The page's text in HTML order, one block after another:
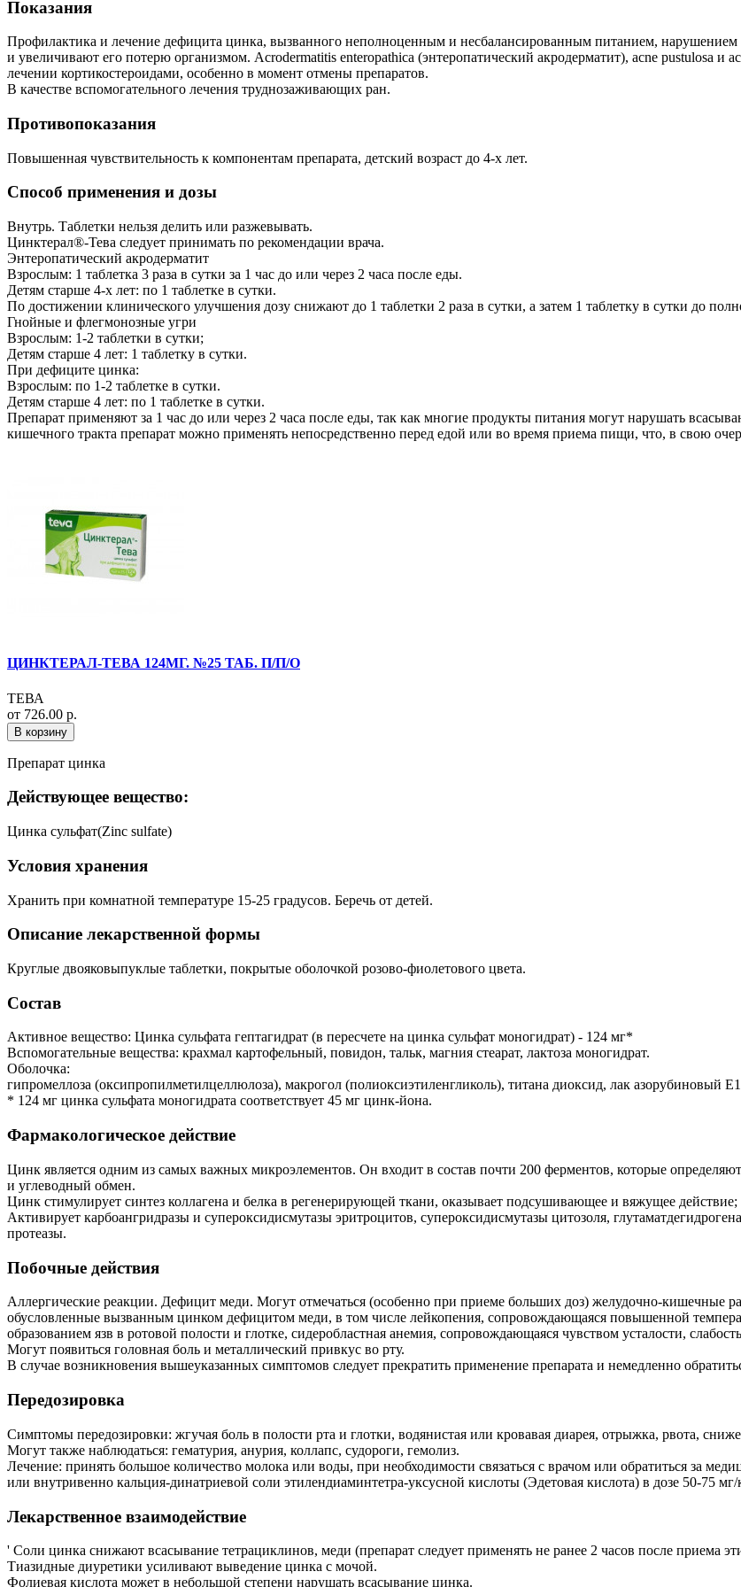
Показания
Профилактика и лечение дефицита цинка, вызванного неполноценным и несбалансированным питанием,
и увеличивают его потерю организмом. Acrodermatitis enteropathica (энтеропатический акродерматит), acne pustulosa
лечении кортикостероидами, особенно в момент отмены препаратов.
В качестве вспомогательного лечения труднозаживающих ран.
Противопоказания
Повышенная чувствительность к компонентам препарата, детский возраст до 4-х лет.
Способ применения и дозы
Внутрь. Таблетки нельзя делить или разжевывать.
Цинктерал®-Тева следует принимать по рекомендации врача.
Энтеропатический акродерматит
Взрослым: 1 таблетка 3 раза в сутки за 1 час до или через 2 часа после еды.
Детям старше 4-х лет: по 1 таблетке в сутки.
По достижении клинического улучшения дозу снижают до 1 таблетки 2 раза в сутки, а затем 1 таблетку в сутки до
Гнойные и флегмонозные угри
Взрослым: 1-2 таблетки в сутки;
Детям старше 4 лет: 1 таблетку в сутки.
При дефиците цинка:
Взрослым: по 1-2 таблетке в сутки.
Детям старше 4 лет: по 1 таблетке в сутки.
Препарат применяют за 1 час до или через 2 часа после еды, так как многие продукты питания могут нарушать
кишечного тракта препарат можно применять непосредственно перед едой или во время приема пищи, что, в свою
ЦИНКТЕРАЛ-ТЕВА 124МГ. №25 ТАБ. П/П/О
ТЕВА
от 726.00 р.
В корзину
Препарат цинка
Действующее вещество:
Цинка сульфат(Zinc sulfate)
Условия хранения
Хранить при комнатной температуре 15-25 градусов. Беречь от детей.
Описание лекарственной формы
Круглые двояковыпуклые таблетки, покрытые оболочкой розово-фиолетового цвета.
Состав
Активное вещество: Цинка сульфата гептагидрат (в пересчете на цинка сульфат моногидрат) - 124 мг*
Вспомогательные вещества: крахмал картофельный, повидон, тальк, магния стеарат, лактоза моногидрат.
Оболочка:
гипромеллоза (оксипропилметилцеллюлоза), макрогол (полиоксиэтиленгликоль), титана диоксид, лак азорубиновый
* 124 мг цинка сульфата моногидрата соответствует 45 мг цинк-йона.
Фармакологическое действие
Цинк является одним из самых важных микроэлементов. Он входит в состав почти 200 ферментов, которые
и углеводный обмен.
Цинк стимулирует синтез коллагена и белка в регенерирующей ткани, оказывает подсушивающее и вяжущее действие;
Активирует карбоангридразы и супероксидисмутазы эритроцитов, супероксидисмутазы цитозоля,
протеазы.
Побочные действия
Аллергические реакции. Дефицит меди. Могут отмечаться (особенно при приеме больших доз) желудочно-кишечные
обусловленные вызванным цинком дефицитом меди, в том числе лейкопения, сопровождающаяся повышенной
образованием язв в ротовой полости и глотке, сидеробластная анемия, сопровождающаяся чувством усталости,
Могут появиться головная боль и металлический привкус во рту.
В случае возникновения вышеуказанных симптомов следует прекратить применение препарата и немедленно
Передозировка
Симптомы передозировки: жгучая боль в полости рта и глотки, водянистая или кровавая диарея, отрыжка, рвота,
Могут также наблюдаться: гематурия, анурия, коллапс, судороги, гемолиз.
Лечение: принять большое количество молока или воды, при необходимости связаться с врачом или обратиться за
или внутривенно кальция-динатриевой соли этилендиаминтетра-уксусной кислоты (Эдетовая кислота) в дозе 50-75
Лекарственное взаимодействие
' Соли цинка снижают всасывание тетрациклинов, меди (препарат следует применять не ранее 2 часов после приема
Тиазидные диуретики усиливают выведение цинка с мочой.
Фолиевая кислота может в небольшой степени нарушать всасывание цинка.